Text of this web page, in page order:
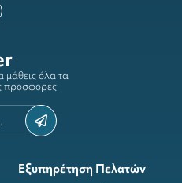
μάθεις όλα τα
προσφορές
Εξυπηρέτηση Πελατών